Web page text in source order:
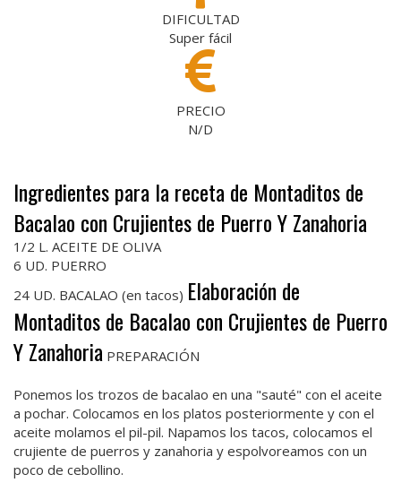
DIFICULTAD
Super fácil
PRECIO
N/D
Ingredientes para la receta de Montaditos de
Bacalao con Crujientes de Puerro Y Zanahoria
1/2 L. ACEITE DE OLIVA
6 UD. PUERRO
24 UD. BACALAO (en tacos) Elaboración de
Montaditos de Bacalao con Crujientes de Puerro
Y Zanahoria PREPARACIÓN
Ponemos los trozos de bacalao en una "sauté" con el aceite
a pochar. Colocamos en los platos posteriormente y con el
aceite molamos el pil-pil. Napamos los tacos, colocamos el
crujiente de puerros y zanahoria y espolvoreamos con un
poco de cebollino.